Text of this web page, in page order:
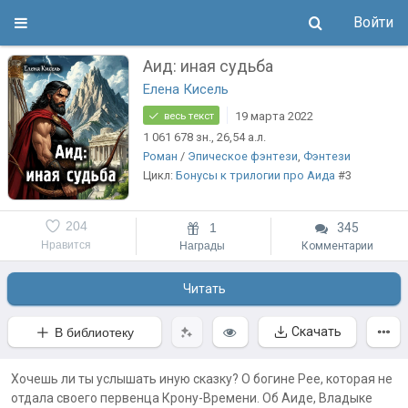
Войти
Аид: иная судьба
Елена Кисель
весь текст
19 марта 2022
1 061 678 зн., 26,54 а.л.
Роман / Эпическое фэнтези,Фэнтези
Цикл:Бонусы к трилогии про Аида #3
Нравится
204 1
Награды
345
Комментарии
Читать
В библиотеку Скачать
Хочешь ли ты услышать иную сказку? О богине Рее, которая не
отдала своего первенца Крону-Времени. Об Аиде, Владыке